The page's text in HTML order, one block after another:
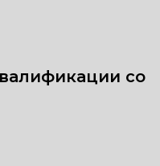
со